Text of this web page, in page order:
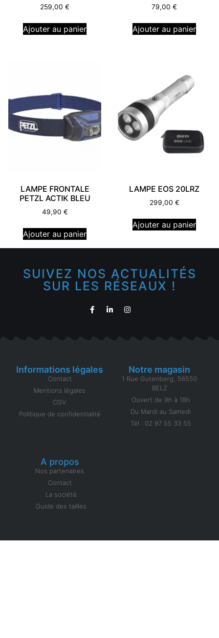
259,00 €
Ajouter au panier
79,00 €
Ajouter au panier
LAMPE FRONTALE
PETZL ACTIK BLEU
49,90 €
Ajouter au panier
LAMPE EOS 20LRZ
299,00 €
Ajouter au panier
SUIVEZ NOS ACTUALITÉS
SUR LES RÉSEAUX !
Informations légales
Contact
Mentions légales
CGV
Politique de confidentialité
Notre magasin
1 Rue Gutenberg, 56550
BELZ
Ouvert de 9h à 18h
Du Mardi au Samedi
Tél : 02 97 55 33 55
A propos
Nos partenaires
Contact
La société
Guide des tailles